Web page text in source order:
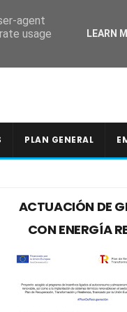
PLAN GENERAL
ACTUACIÓN DE
CON ENERGÍA
agent
usage
LEARN